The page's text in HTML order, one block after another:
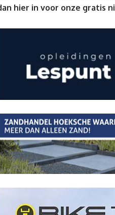
hier in voor onze gratis